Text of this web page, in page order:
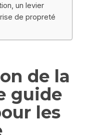
un levier
de propreté
de la
guide
les